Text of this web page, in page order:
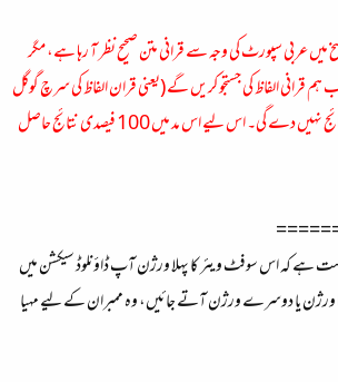
میں عربی سپورٹ کی وجہ سے قرانی متن صحیح نظر آ رہا ہے، مگر
قرانی الفاظ کی جستجو کریں گے (یعنی قران الفاظ کی سرچ گوگل
یا دوسرے انجنوں میں صحیح نتائج نہیں دے گی۔ اس لیے اس مد میں 100 فیصدی نتائج حاصل
کہ اس سوفٹ ویئر کا پہلا ورژن آپ ڈاؤنلوڈ سیکشن میں
ورژن یا دوسرے ورژن آتے جائیں، وہ ممبران کے لیے مہیا